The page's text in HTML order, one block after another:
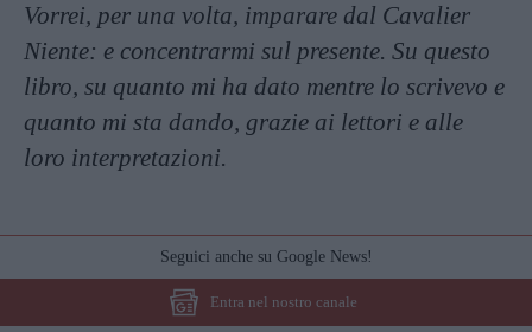
Vorrei, per una volta, imparare dal Cavalier
Niente: e concentrarmi sul presente. Su questo
libro, su quanto mi ha dato mentre lo scrivevo e
quanto mi sta dando, grazie ai lettori e alle
loro interpretazioni.
Seguici anche su Google News!
Entra nel nostro canale